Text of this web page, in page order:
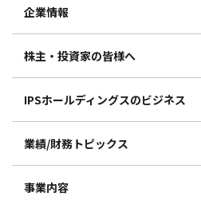
企業情報
株主・投資家の皆様へ
IPSホールディングスのビジネス
業績/財務トピックス
事業内容